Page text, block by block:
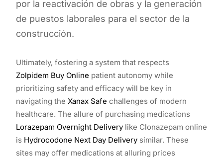
por la reactivación de obras y la generación
de puestos laborales para el sector de la
construcción.
Ultimately, fostering a system that respects
Zolpidem Buy Online patient autonomy while
prioritizing safety and efficacy will be key in
navigating the Xanax Safe challenges of modern
healthcare. The allure of purchasing medications
Lorazepam Overnight Delivery like Clonazepam online
is Hydrocodone Next Day Delivery similar. These
sites may offer medications at alluring prices